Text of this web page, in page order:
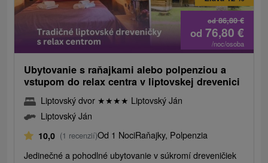
od86,80€
od 76,80 €
/noc/osoba
Ubytovanie s raňajkami alebo polpenziou a
vstupom do relax centra v liptovskej drevenici
Liptovský dvor ★★★★ Liptovský Ján
Liptovský Ján
10,0 (1 recenzií)Od 1 NociRaňajky, Polpenzia
Jedinečné a pohodlné ubytovanie v súkromí dreveničiek